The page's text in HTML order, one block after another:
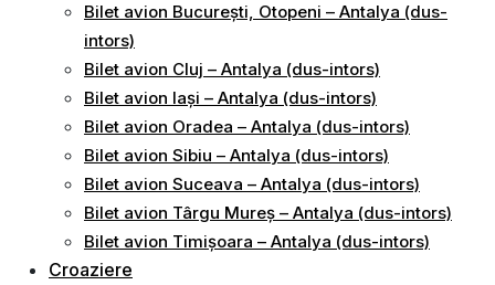
Bilet avion București, Otopeni – Antalya (dus-
intors)
Bilet avion Cluj – Antalya (dus-intors)
Bilet avion Iași – Antalya (dus-intors)
Bilet avion Oradea – Antalya (dus-intors)
Bilet avion Sibiu – Antalya (dus-intors)
Bilet avion Suceava – Antalya (dus-intors)
Bilet avion Târgu Mureș – Antalya (dus-intors)
Bilet avion Timișoara – Antalya (dus-intors)
Croaziere